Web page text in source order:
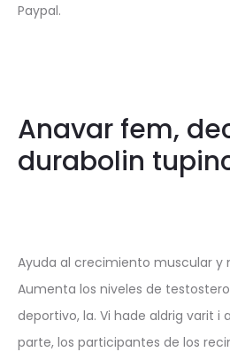
Paypal.
Anavar fem,
durabolin
Ayuda al crecimiento muscular y
Aumenta los niveles de
deportivo, la. Vi hade aldrig varit i
parte, los participantes de los